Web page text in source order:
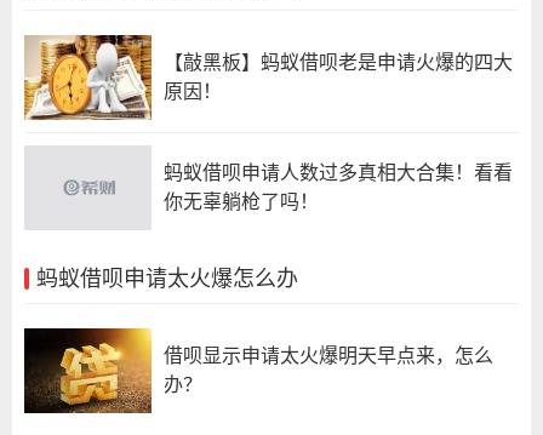
【敲黑板】蚂蚁借呗老是申请火爆的四大
原因！
蚂蚁借呗申请人数过多真相大合集！看看
你无辜躺枪了吗！
蚂蚁借呗申请太火爆怎么办
借呗显示申请太火爆明天早点来，怎么
办？